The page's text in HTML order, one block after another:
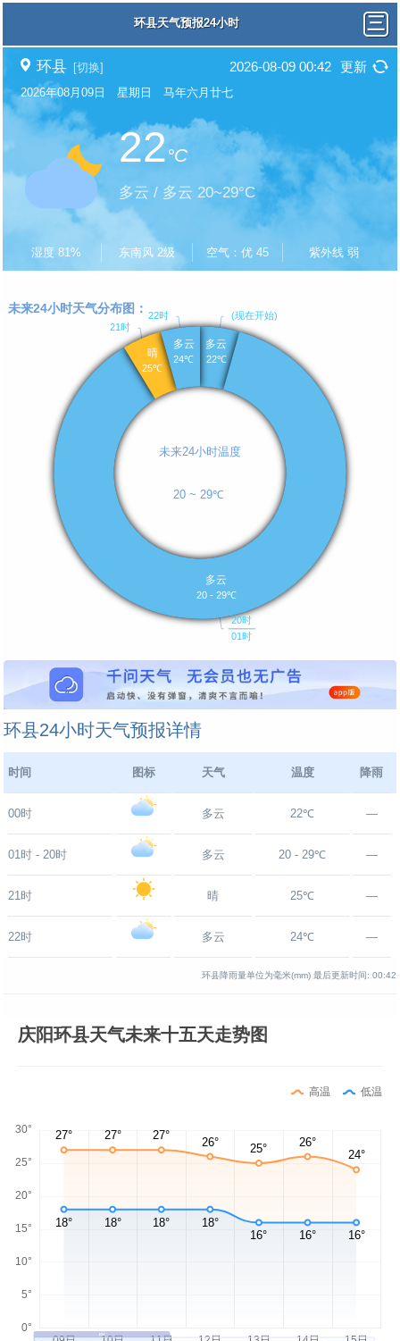
环县天气预报24小时
环县 [切换] 2026-08-09 00:42 更新
2026年08月09日 星期日 马年六月廿七
22°C
多云 / 多云 20~29°C
湿度 81% 东南风 2级 空气：优 45 紫外线 弱
环县24小时天气预报详情
时间 图标 天气 温度 降雨
00时 多云 22℃ —
01时 - 20时 多云 20 - 29℃ —
21时 晴 25℃ —
22时 多云 24℃ —
环县降雨量单位为毫米(mm) 最后更新时间: 00:42
庆阳环县天气未来十五天走势图
高温 低温